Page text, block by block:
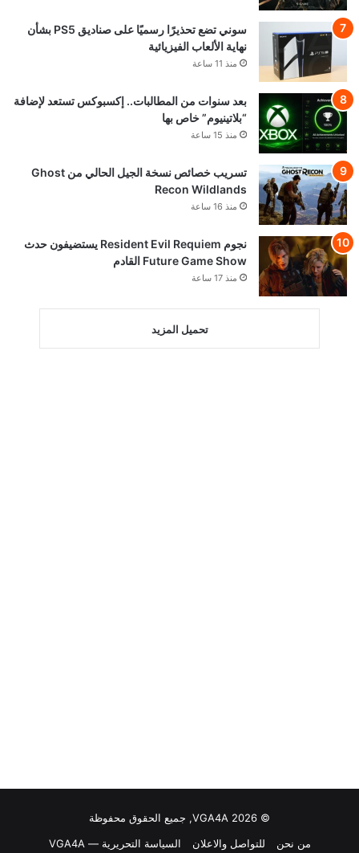
سوني تضع تحذيرًا رسميًا على صناديق PS5 بشأن
نهاية الألعاب الفيزيائية
منذ 11 ساعة
بعد سنوات من المطالبات.. إكسبوكس تستعد لإضافة
“بلاتينيوم” خاص بها
منذ 15 ساعة
تسريب خصائص نسخة الجيل الحالي من Ghost
Recon Wildlands
منذ 16 ساعة
نجوم Resident Evil Requiem يستضيفون حدث
Future Game Show القادم
منذ 17 ساعة
تحميل المزيد
© VGA4A 2026, جميع الحقوق محفوظة
من نحن
للتواصل والاعلان السياسة التحريرية — VGA4A